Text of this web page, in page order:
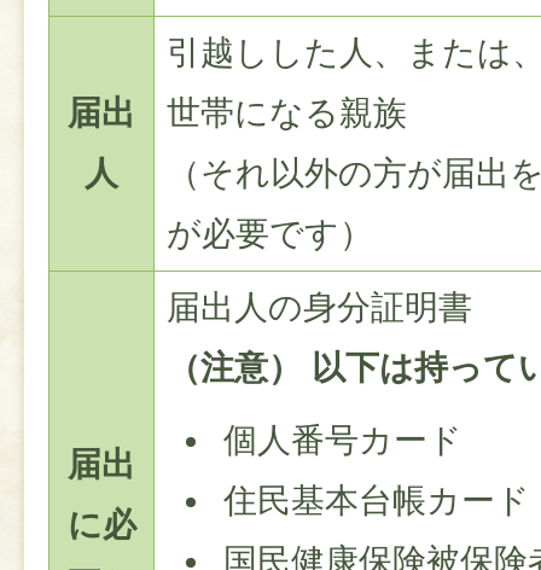
届出
人
引越しした人、または
世帯になる親族
（それ以外の方が届出
が必要です）
届出
に必
届出人の身分証明書
（注意） 以下は持って
個人番号カード
住民基本台帳カード
国民健康保険被保険